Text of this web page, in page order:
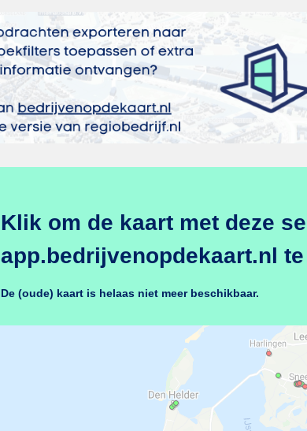
Klik om de kaart met deze
app.bedrijvenopdekaart.nl
De (oude) kaart is helaas niet meer beschikbaar.